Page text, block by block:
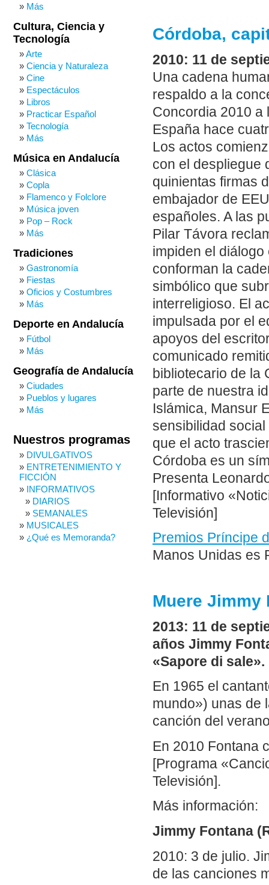
Córdoba,
2010: 11 de
Una cadena
respaldo a la
Concordia 2010 a
España hace
Los actos
con el despliegue
quinientas firmas
embajador de
españoles. A las
Pilar Távora
impiden el
conforman la
simbólico que
interreligioso. El
impulsada por el
apoyos del
comunicado
bibliotecario de la
parte de nuestra
Islámica, Mansur
sensibilidad
que el acto
Córdoba es un
Presenta
[Informativo
Televisión]
Premios Príncipe
Manos Unidas es
Muere Jimmy
2013: 11 de
años Jimmy
«Sapore di sale».
En 1965 el
mundo») unas de
canción del
En 2010 Fontana
[Programa
Televisión].
Más información:
Jimmy Fontana
2010: 3 de julio.
de las canciones
Más
Cultura, Ciencia y
Tecnología
Arte
Ciencia y Naturaleza
Cine
Espectáculos
Libros
Practicar Español
Tecnología
Más
Música en Andalucía
Clásica
Copla
Flamenco y Folclore
Música joven
Pop – Rock
Más
Tradiciones
Gastronomía
Fiestas
Oficios y Costumbres
Más
Deporte en Andalucía
Fútbol
Más
Geografía de Andalucía
Ciudades
Pueblos y lugares
Más
Nuestros programas
DIVULGATIVOS
ENTRETENIMIENTO Y
FICCIÓN
INFORMATIVOS
DIARIOS
SEMANALES
MUSICALES
¿Qué es Memoranda?